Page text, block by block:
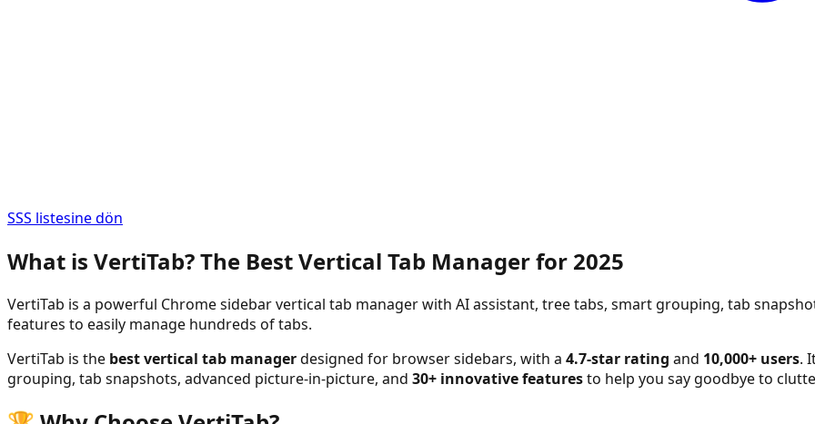
SSS listesine dön
What is VertiTab? The Best Vertical Tab Manager for 2025
VertiTab is a powerful Chrome sidebar vertical tab manager with AI assistant, tree tabs, smart grouping, tab
features to easily manage hundreds of tabs.
VertiTab is the best vertical tab managerdesigned for browser sidebars, with a 4.7-star rating and 10,000+ users.
grouping, tab snapshots, advanced picture-in-picture, and 30+ innovative featuresto help you say goodbye to